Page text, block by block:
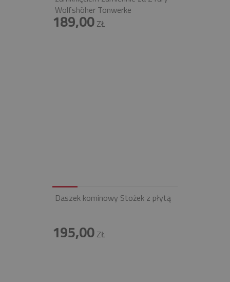
Wolfshöher Tonwerke
189,00ZŁ
Daszek kominowy Stożek z płytą
195,00ZŁ